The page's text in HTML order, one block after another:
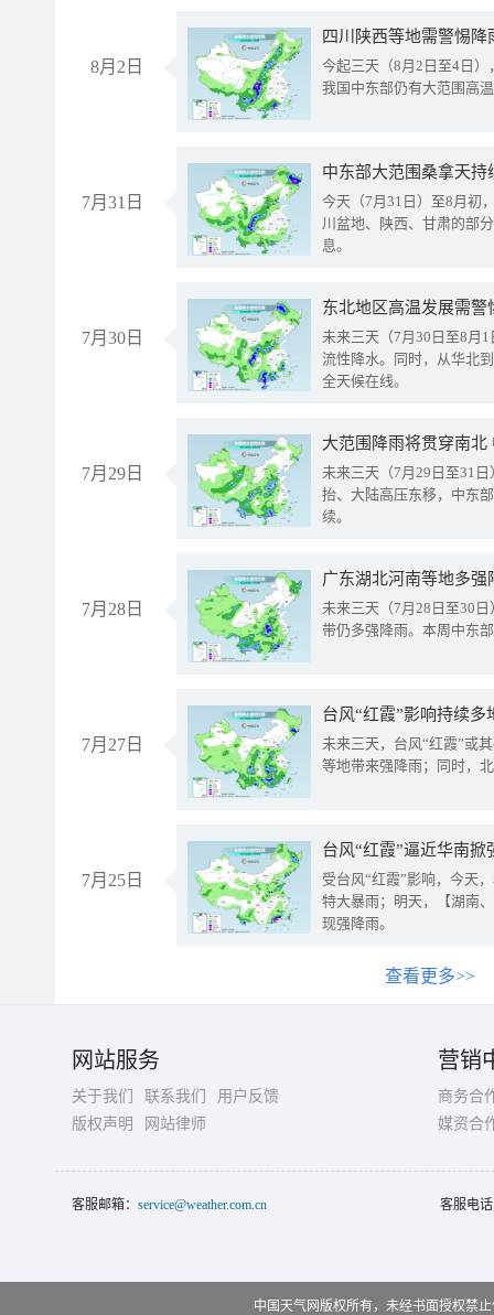
8月2日
今起三天（8月2日至4日
我国中东部仍有大范围高
7月31日
中东部大范围桑拿天
今天（7月31日）至8月初
川盆地、陕西、甘肃的部
息。
7月30日
东北地区高温发展需
未来三天（7月30日至8月
流性降水。同时，从华北
全天候在线。
7月29日
大范围降雨将贯穿南
未来三天（7月29日至31
抬、大陆高压东移，中东
续。
7月28日
广东湖北河南等地多
未来三天（7月28日至30
带仍多强降雨。本周中东
7月27日
台风“红霞”影响持续
未来三天，台风“红霞”或
等地带来强降雨；同时，
7月25日
台风“红霞”逼近华南
受台风“红霞”影响，今天
特大暴雨；明天，【湖南
现强降雨。
查看更多>>
网站服务
关于我们 联系我们
用户反馈
版权声明
网站律师
营销
商务合
媒资合
客服邮箱： service@weather.com.cn 客服电
中国天气网版权所有，未经书面授权